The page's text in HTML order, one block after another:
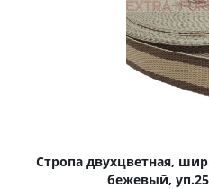
Стропа двухцветная,
бежевый,